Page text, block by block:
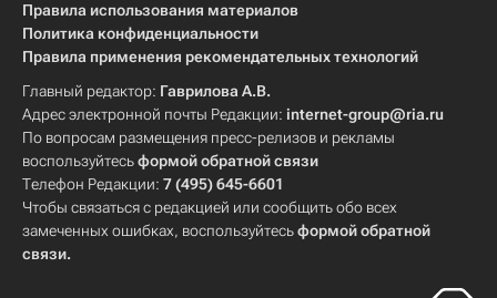
Правила использования материалов
Политика конфиденциальности
Правила применения рекомендательных технологий
Главный редактор: Гаврилова А.В.
Адрес электронной почты Редакции: internet-group@ria.ru
По вопросам размещения пресс-релизов и рекламы
воспользуйтесьформой обратной связи
Телефон Редакции: 7 (495) 645-6601
Чтобы связаться с редакцией или сообщить обо всех
замеченных ошибках, воспользуйтесьформой обратной
связи.